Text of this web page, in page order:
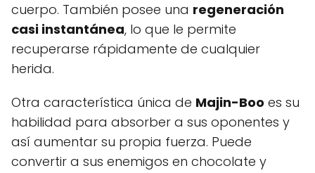
cuerpo. También posee una regeneración
casi instantánea, lo que le permite
recuperarse rápidamente de cualquier
herida.
Otra característica única de Majin-Boo es su
habilidad para absorber a sus oponentes y
así aumentar su propia fuerza. Puede
convertir a sus enemigos en chocolate y